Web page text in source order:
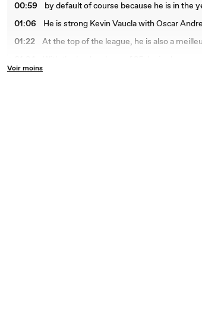
00:59
by default of course because he is in the
01:06
He is strong Kevin Vaucla with Oscar
01:22
At the top of the league, he is also a
Voir moins